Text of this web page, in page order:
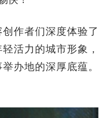
作者们深度体验了
活力的城市形象，
办地的深厚底蕴。